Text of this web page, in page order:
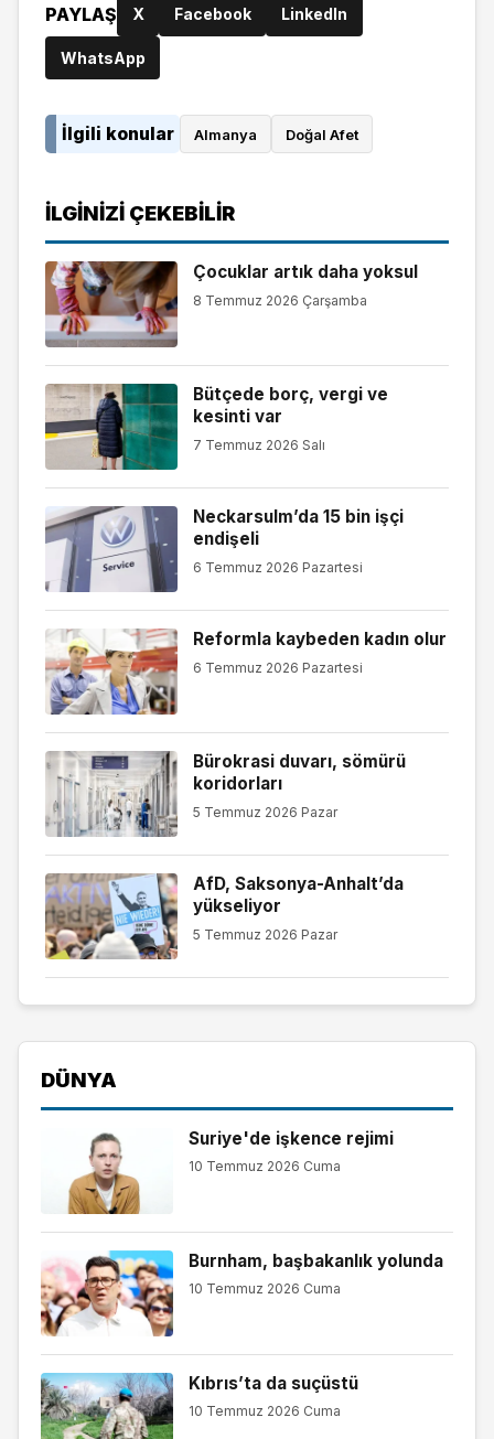
PAYLAŞ X Facebook LinkedIn
WhatsApp
İlgili konular Almanya Doğal Afet
İLGINIZI ÇEKEBILIR
Çocuklar artık daha yoksul
8 Temmuz 2026 Çarşamba
Bütçede borç, vergi ve
kesinti var
7 Temmuz 2026 Salı
Neckarsulm’da 15 bin işçi
endişeli
6 Temmuz 2026 Pazartesi
Reformla kaybeden kadın olur
6 Temmuz 2026 Pazartesi
Bürokrasi duvarı, sömürü
koridorları
5 Temmuz 2026 Pazar
AfD, Saksonya-Anhalt’da
yükseliyor
5 Temmuz 2026 Pazar
DÜNYA
Suriye'de işkence rejimi
10 Temmuz 2026 Cuma
Burnham, başbakanlık yolunda
10 Temmuz 2026 Cuma
Kıbrıs’ta da suçüstü
10 Temmuz 2026 Cuma